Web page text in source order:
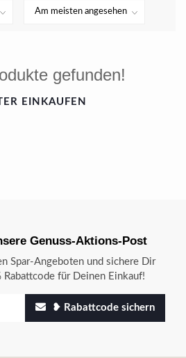
gefunden!
EINKAUFEN
Genuss-Aktions-Post
Spar-Angeboten und sichere Dir
Rabattcode für Deinen Einkauf!
❥ Rabattcode sichern